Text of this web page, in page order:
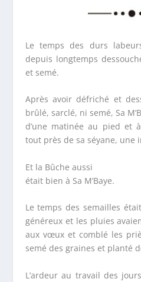
Le temps des durs
depuis longtemps
et semé.
Après avoir défriché et
brûlé, sarclé, ni semé, Sa
d’une matinée au pied et
tout près de sa séyane, une
Et la Bûche aussi
était bien à Sa M’Baye.
Le temps des semailles
généreux et les pluies
aux vœux et comblé les
semé des graines et planté
L’ardeur au travail des